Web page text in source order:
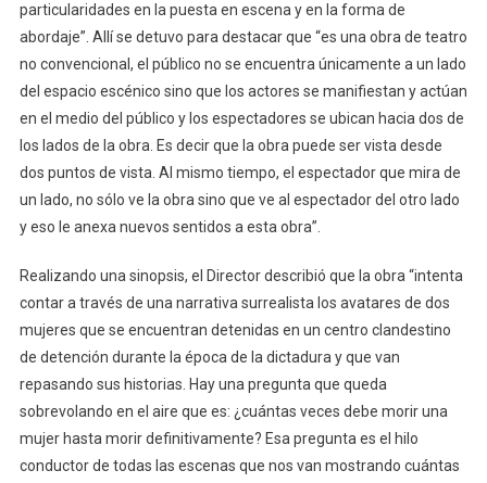
Convencional
Para
Disfrutar
En
25
De
Mayo
particularidades en la puesta en escena y en la forma de
abordaje”. Allí se detuvo para destacar que “es una obra de teatro
no convencional, el público no se encuentra únicamente a un lado
del espacio escénico sino que los actores se manifiestan y actúan
en el medio del público y los espectadores se ubican hacia dos de
los lados de la obra. Es decir que la obra puede ser vista desde
dos puntos de vista. Al mismo tiempo, el espectador que mira de
un lado, no sólo ve la obra sino que ve al espectador del otro lado
y eso le anexa nuevos sentidos a esta obra”.
Realizando una sinopsis, el Director describió que la obra “intenta
contar a través de una narrativa surrealista los avatares de dos
mujeres que se encuentran detenidas en un centro clandestino
de detención durante la época de la dictadura y que van
repasando sus historias. Hay una pregunta que queda
sobrevolando en el aire que es: ¿cuántas veces debe morir una
mujer hasta morir definitivamente? Esa pregunta es el hilo
conductor de todas las escenas que nos van mostrando cuántas